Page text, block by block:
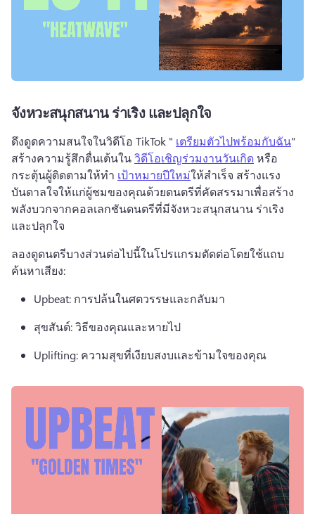
จังหวะสนุกสนาน ร่าเริง และปลุกใจ
ดึงดูดความสนใจในวิดีโอ TikTok " เตรียมตัวไปพร้อมกับฉัน"
สร้างความรู้สึกตื่นเต้นใน วิดีโอเชิญร่วมงานวันเกิด หรือ
กระตุ้นผู้ติดตามให้ทำ เป้าหมายปีใหม่ให้สำเร็จ สร้างแรง
บันดาลใจให้แก่ผู้ชมของคุณด้วยดนตรีที่คัดสรรมาเพื่อสร้าง
พลังบวกจากคอลเลกชันดนตรีที่มีจังหวะสนุกสนาน ร่าเริง
และปลุกใจ
ลองดูดนตรีบางส่วนต่อไปนี้ในโปรแกรมตัดต่อโดยใช้แถบ
ค้นหาเสียง:
Upbeat: การปล้นในศตวรรษและกลับมา
สุขสันต์: วิธีของคุณและหายไป
Uplifting: ความสุขที่เงียบสงบและข้ามใจของคุณ